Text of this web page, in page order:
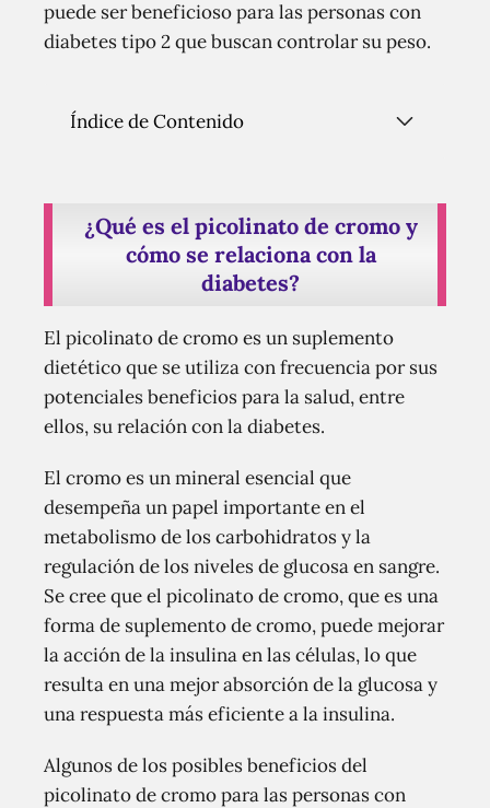
puede ser beneficioso para las personas con
diabetes tipo 2 que buscan controlar su peso.
Índice de Contenido
¿Qué es el picolinato de cromo y
cómo se relaciona con la
diabetes?
El picolinato de cromo es un suplemento
dietético que se utiliza con frecuencia por sus
potenciales beneficios para la salud, entre
ellos, su relación con la diabetes.
El cromo es un mineral esencial que
desempeña un papel importante en el
metabolismo de los carbohidratos y la
regulación de los niveles de glucosa en sangre.
Se cree que el picolinato de cromo, que es una
forma de suplemento de cromo, puede mejorar
la acción de la insulina en las células, lo que
resulta en una mejor absorción de la glucosa y
una respuesta más eficiente a la insulina.
Algunos de los posibles beneficios del
picolinato de cromo para las personas con